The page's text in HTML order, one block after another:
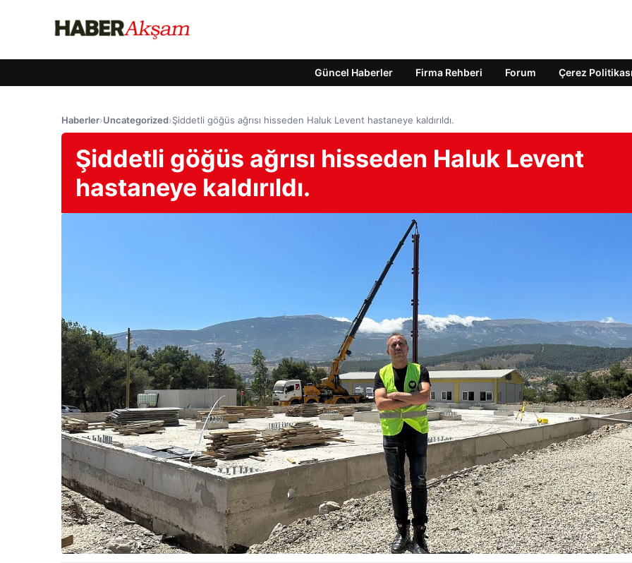
Güncel Haberler Firma Rehberi Forum Çerez Politikası
Haberler›Uncategorized›Şiddetli göğüs ağrısı hisseden Haluk Levent hastaneye kaldırıldı.
Şiddetli göğüs ağrısı hisseden Haluk Levent
hastaneye kaldırıldı.